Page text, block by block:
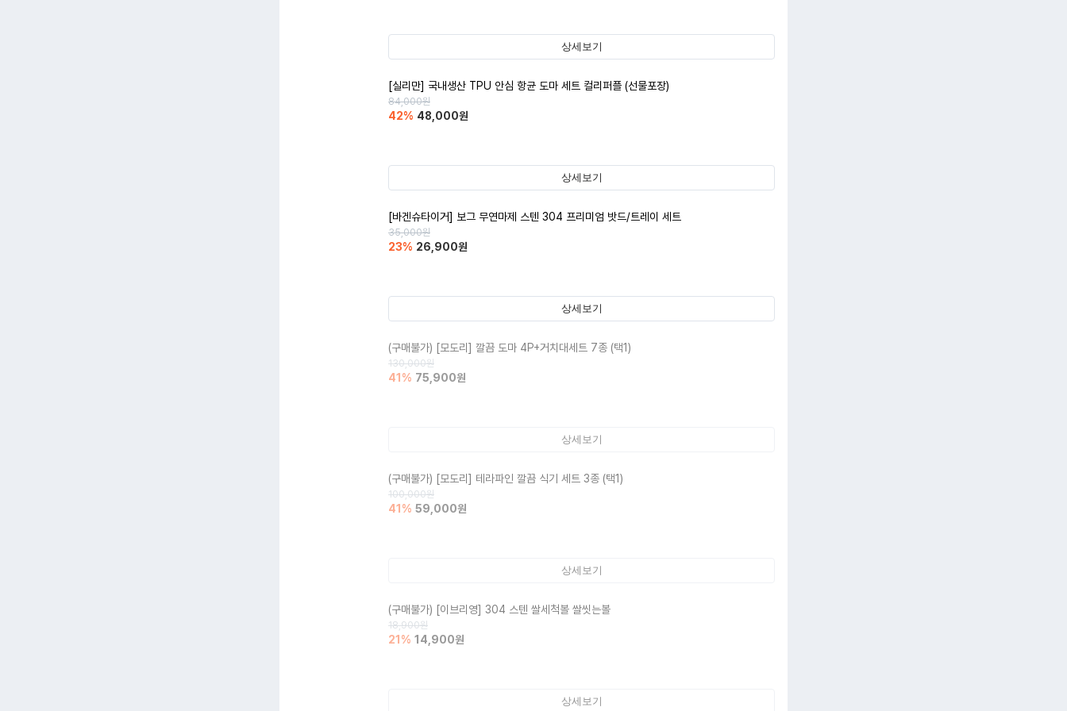
상세보기
[실리만] 국내생산 TPU 안심 항균 도마 세트 컬리퍼플 (선물포장)
84,000원
42% 48,000원
상세보기
[바겐슈타이거] 보그 무연마제 스텐 304 프리미엄 밧드/트레이 세트
35,000원
23% 26,900원
상세보기
(구매불가) [모도리] 깔끔 도마 4P+거치대세트 7종 (택1)
130,000원
41 % 75,900원
상세보기
(구매불가) [모도리] 테라파인 깔끔 식기 세트 3종 (택1)
100,000원
41 % 59,000원
상세보기
(구매불가) [이브리영] 304 스텐 쌀세척볼 쌀씻는볼
18,900원
21 % 14,900원
상세보기